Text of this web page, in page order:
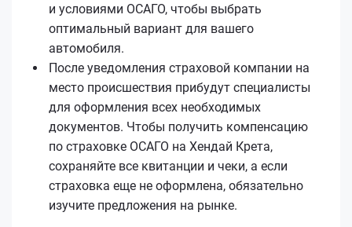
и условиями ОСАГО, чтобы выбрать
оптимальный вариант для вашего
автомобиля.
После уведомления страховой компании на
место происшествия прибудут специалисты
для оформления всех необходимых
документов. Чтобы получить компенсацию
по страховке ОСАГО на Хендай Крета,
сохраняйте все квитанции и чеки, а если
страховка еще не оформлена, обязательно
изучите предложения на рынке.